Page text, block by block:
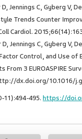
Jennings C, Gyberg V,
Trends Counter
Cardiol.
Jennings C, Gyberg V,
Control, and Use
From 3 EUROASPIRE
dx.doi.org/10.1016/
11):494-495.https://